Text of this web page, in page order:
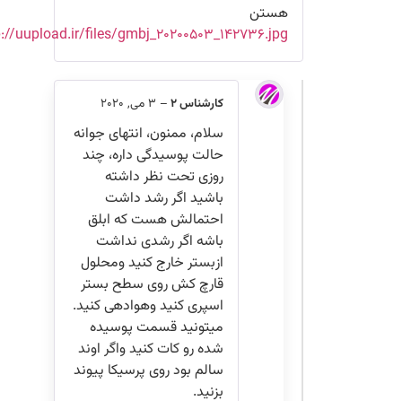
هستن
http://uupload.ir/files/gmbj_۲۰۲۰۰۵۰۳_۱۴۲۷۳۶.jpg
کارشناس 2 –3 می, 2020
سلام، ممنون، انتهای جوانه
حالت پوسیدگی داره، چند
روزی تحت نظر داشته
باشید اگر رشد داشت
احتمالش هست که ابلق
باشه اگر رشدی نداشت
ازبستر خارج کنید ومحلول
قارچ کش روی سطح بستر
اسپری کنید وهوادهی کنید.
میتونید قسمت پوسیده
شده رو کات کنید واگر اوند
سالم بود روی پرسیکا پیوند